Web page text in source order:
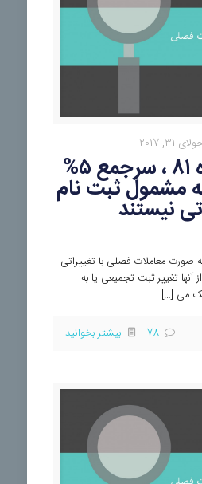
جولای 31, 2017
منظور از ماده ۸۱ ، سرجمع ۵%
مشمول ثبت نام
نیستند
سال ۱۳۹۶ سامانه صورت معاملات فصلی با تغییراتی
تغییر ثبت تجمیعی یا به
می […]
78 بیشتر بخوانید